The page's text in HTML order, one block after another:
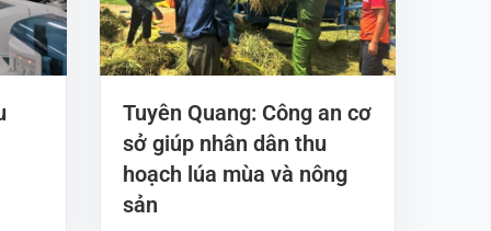
Tuyên Quang: Công an cơ
sở giúp nhân dân thu
hoạch lúa mùa và nông
sản